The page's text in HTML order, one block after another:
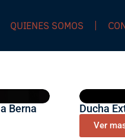
QUIENES SOMOS
Berna Ducha
Ver